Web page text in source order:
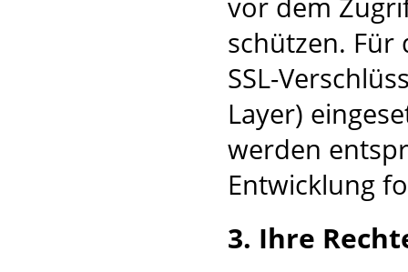
schützen.
SSL-
Layer)
werden
Entwicklung
3. Ihre